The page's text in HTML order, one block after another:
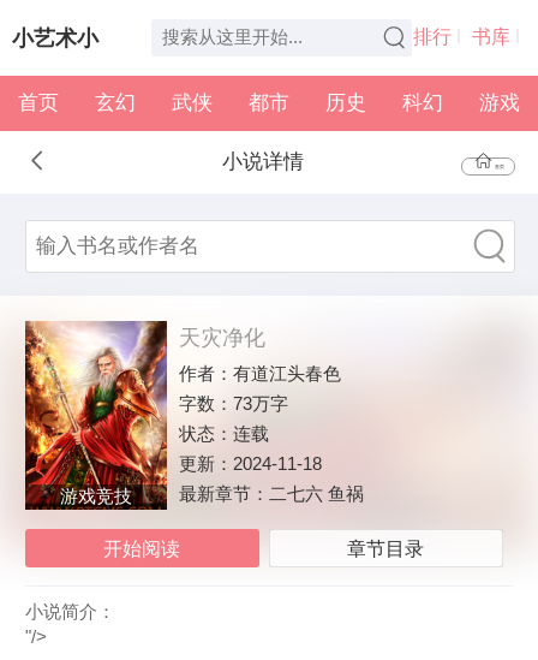
小艺术小
说
排行 书库
全本 书架
首页 玄幻 武侠 都市 历史 科幻 游戏
小说详情 首页
游戏竞技
天灾净化
作者：有道江头春色
字数：73万字
状态：连载
更新： 2024-11-18
最新章节： 二七六 鱼祸
开始阅读 章节目录
小说简介：
"/>